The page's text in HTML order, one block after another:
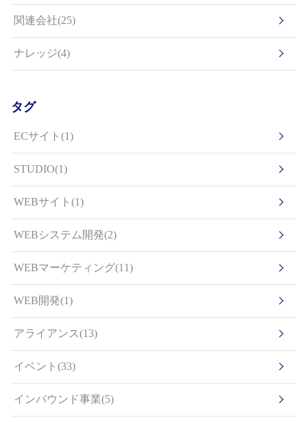
関連会社(25)
ナレッジ(4)
タグ
ECサイト(1)
STUDIO(1)
WEBサイト(1)
WEBシステム開発(2)
WEBマーケティング(11)
WEB開発(1)
アライアンス(13)
イベント(33)
インバウンド事業(5)